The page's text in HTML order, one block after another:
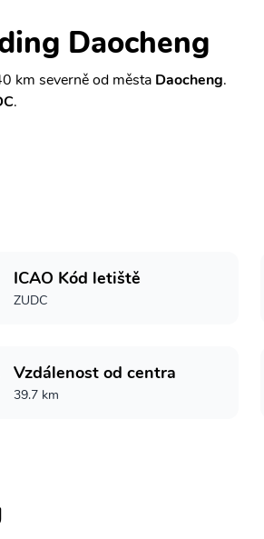
Daocheng
km severně od města Daocheng.
.
ICAO Kód letiště
ZUDC
Vzdálenost od centra
39.7 km